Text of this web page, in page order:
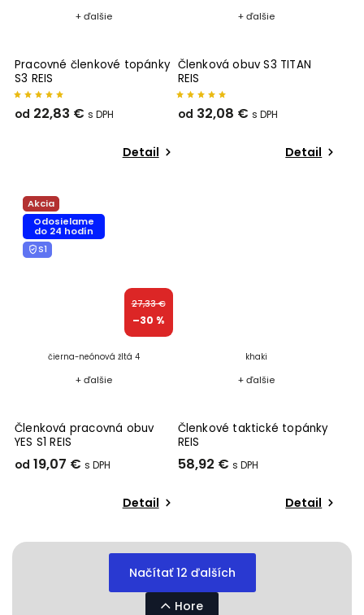
+ ďalšie
Pracovné členkové topánky
S3 REIS
od 22,83 €
Detail
+ ďalšie
Členková obuv S3 TITAN
REIS
od 32,08 €
Detail
Akcia
Odosielame
do 24 hodín
S1
27,33 €
–30 %
čierna-neónová žltá 4
+ ďalšie
Členková pracovná obuv
YES S1 REIS
od 19,07 €
Detail
khaki
+ ďalšie
Členkové taktické topánky
REIS
58,92 €
Detail
Načítať 12 ďalších
Hore